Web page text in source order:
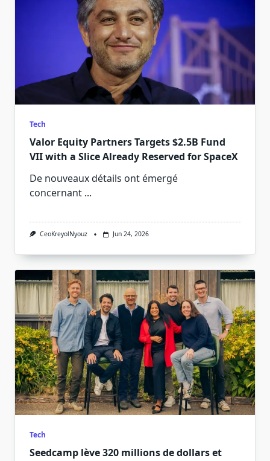
Tech
Valor Equity Partners Targets $2.5B Fund
VII with a Slice Already Reserved for SpaceX
De nouveaux détails ont émergé
concernant ...
CeoKreyolNyouz Jun 24, 2026
Tech
Seedcamp lève 320 millions de dollars et